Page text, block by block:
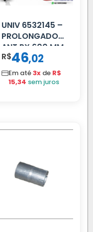
UNIV 6532145 –
PROLONGADOR
ANT PX 600 MM
FIBRA PRETA
R$46,02
Em até3x de R$
15,34 sem juros